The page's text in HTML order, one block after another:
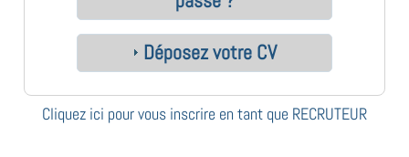
Déposez votre CV
Cliquez ici pour vous inscrire en tant que RECRUTEUR